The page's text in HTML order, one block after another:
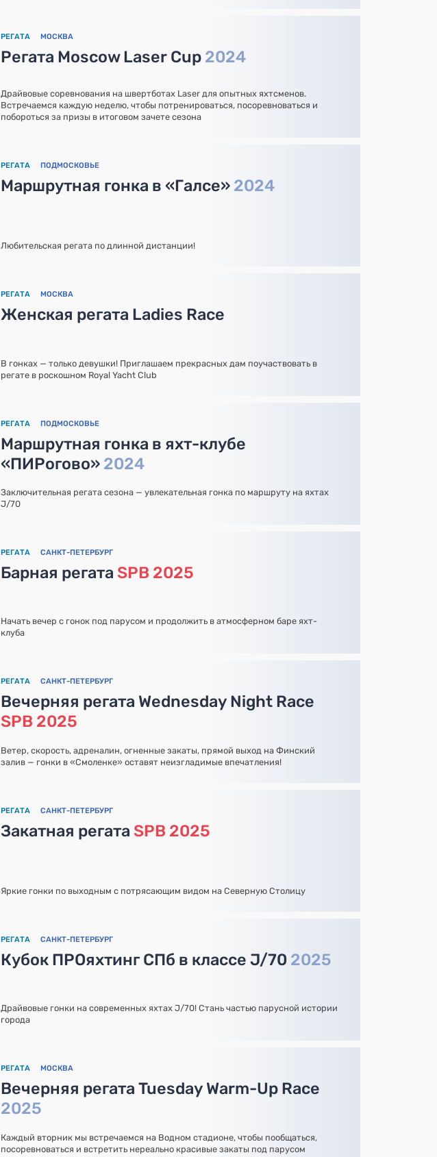
РЕГАТА МОСКВА
Регата Moscow Laser Cup 2024
Драйвовые соревнования на швертботах Laser для опытных яхтсменов.
Встречаемся каждую неделю, чтобы потренироваться, посоревноваться и
побороться за призы в итоговом зачете сезона
РЕГАТА ПОДМОСКОВЬЕ
Маршрутная гонка в «Галсе» 2024
Любительская регата по длинной дистанции!
РЕГАТА МОСКВА
Женская регата Ladies Race
В гонках — только девушки! Приглашаем прекрасных дам поучаствовать в
регате в роскошном Royal Yacht Club
РЕГАТА ПОДМОСКОВЬЕ
Маршрутная гонка в яхт-клубе
«ПИРогово» 2024
Заключительная регата сезона — увлекательная гонка по маршруту на яхтах
J/70
РЕГАТА САНКТ-ПЕТЕРБУРГ
Барная регата SPB 2025
Начать вечер с гонок под парусом и продолжить в атмосферном баре яхт-
клуба
РЕГАТА САНКТ-ПЕТЕРБУРГ
Вечерняя регата Wednesday Night Race
SPB 2025
Ветер, скорость, адреналин, огненные закаты, прямой выход на Финский
залив — гонки в «Смоленке» оставят неизгладимые впечатления!
РЕГАТА САНКТ-ПЕТЕРБУРГ
Закатная регата SPB 2025
Яркие гонки по выходным с потрясающим видом на Северную Столицу
РЕГАТА САНКТ-ПЕТЕРБУРГ
Кубок ПРОяхтинг СПб в классе J/70 2025
Драйвовые гонки на современных яхтах J/70! Стань частью парусной истории
города
РЕГАТА МОСКВА
Вечерняя регата Tuesday Warm-Up Race
2025
Каждый вторник мы встречаемся на Водном стадионе, чтобы пообщаться,
посоревноваться и встретить нереально красивые закаты под парусом